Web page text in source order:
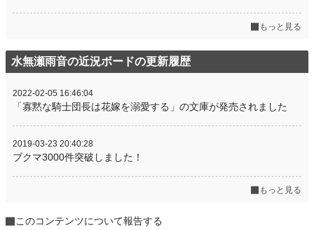
もっと見る
水無瀬雨音の近況ボードの更新履歴
2022-02-05 16:46:04
「寡黙な騎士団長は花嫁を溺愛する」の文庫が発売されました
2019-03-23 20:40:28
ブクマ3000件突破しました！
もっと見る
このコンテンツについて報告する